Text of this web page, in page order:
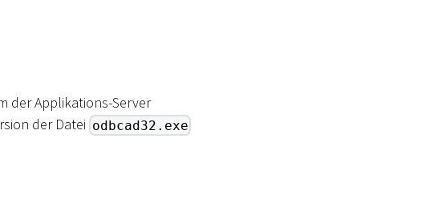
der Applikations-Server
der Datei odbcad32.exe